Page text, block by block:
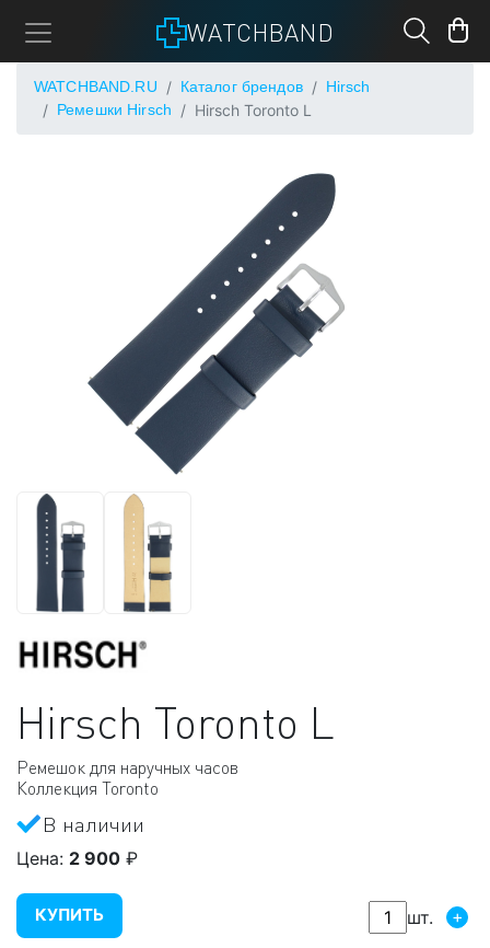
WATCHBAND
WATCHBAND.RU Каталог брендов
Hirsch
Ремешки Hirsch
Hirsch Toronto L
Hirsch Toronto L
Ремешок для наручных часов
Коллекция Toronto
В наличии
Цена: 2 900 ₽
КУПИТЬ шт. +